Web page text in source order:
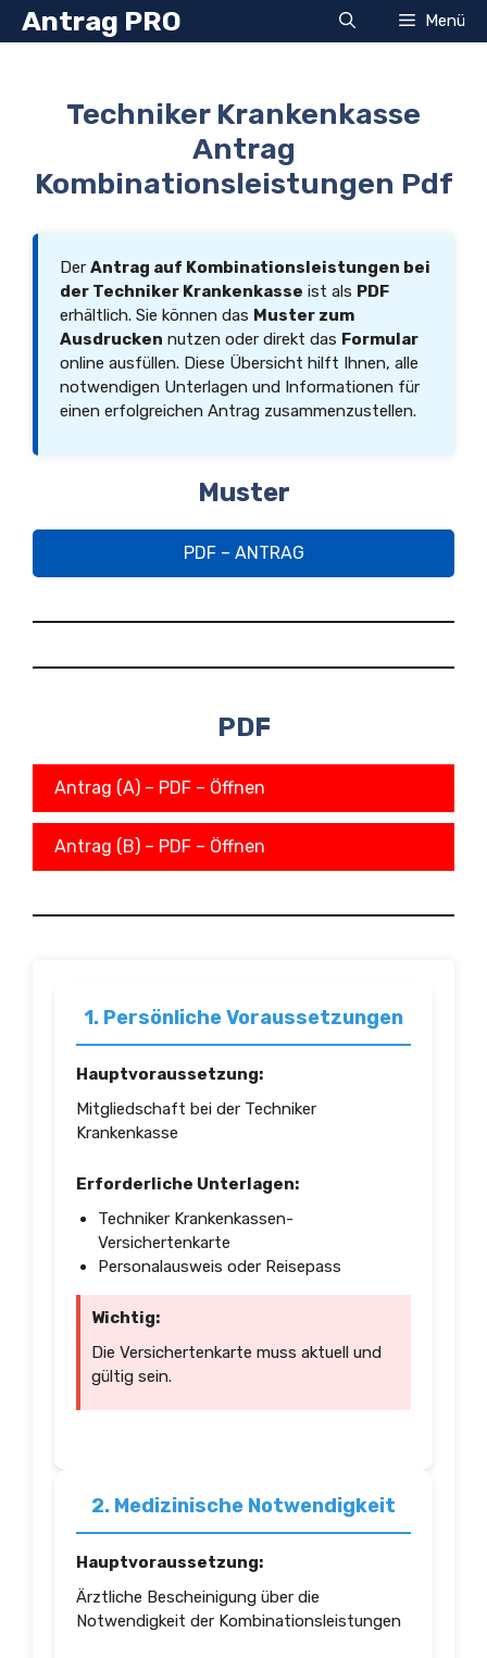
Zum
InhaltAntrag PRO Menü
Techniker Krankenkasse
Antrag
Kombinationsleistungen Pdf
Der Antrag auf Kombinationsleistungen bei
der Techniker Krankenkasse ist als PDF
erhältlich. Sie können das Muster zum
Ausdrucken nutzen oder direkt das Formular
online ausfüllen. Diese Übersicht hilft Ihnen, alle
notwendigen Unterlagen und Informationen für
einen erfolgreichen Antrag zusammenzustellen.
Muster
PDF – ANTRAG
PDF
Antrag (A) – PDF – Öffnen
Antrag (B) – PDF – Öffnen
1. Persönliche Voraussetzungen
Hauptvoraussetzung:
Mitgliedschaft bei der Techniker
Krankenkasse
Erforderliche Unterlagen:
Techniker Krankenkassen-
Versichertenkarte
Personalausweis oder Reisepass
Wichtig:
Die Versichertenkarte muss aktuell und
gültig sein.
2. Medizinische Notwendigkeit
Hauptvoraussetzung:
Ärztliche Bescheinigung über die
Notwendigkeit der Kombinationsleistungen